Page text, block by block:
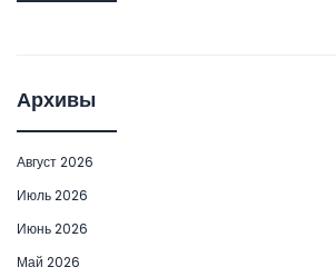
Архивы
Август 2026
Июль 2026
Июнь 2026
Май 2026